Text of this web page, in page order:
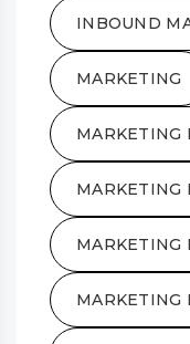
INBOUND
MARKETING
MARKETING
MARKETING
MARKETING
MARKETING